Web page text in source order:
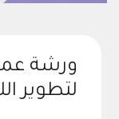
ورشة
لتطوير